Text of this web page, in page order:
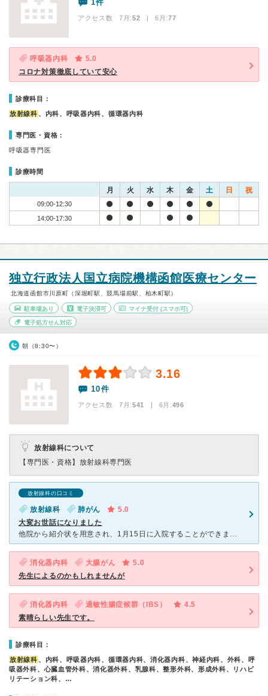
1件
アクセス数 7月:52 | 6月:77
呼吸器内科
5.0
コロナ対策徹底していて安心
診療科目：
放射線科 、内科、呼吸器内科、循環器内科
専門医・資格：
呼吸器専門医
診療時間
月 火 水 木 金 土 日 祝
09:00-12:30
14:00-17:30
独立行政法人国立病院機構函館医療センター
北海道函館市川原町（深堀町駅、競馬場前駅、柏木町駅）
駐車場あり 電子決済可 マイナ受付 (スマホ可)
電子処方せん対応
朝（8:30〜）
3.16
10件
アクセス数 7月:541 | 6月:496
放射線科について
【専門医・資格】 放射線科専門医
放射線科の口コミ
放射線科 肺がん
5.0
大変お世話になりました
他院から紹介状を用意され、1月15日に入院することができました。 他院2カ所では「シビアな状況」「ただならぬ事態」と言われ、妻と2人で途方に暮れた状態で居りました。 こちらの放射線科の先生の説明を
消化器内科 大腸がん
5.0
先生によるのかもしれませんが
消化器内科 過敏性腸症候群（IBS）
4.5
素晴らしい先生です。
診療科目：
放射線科 、内科、呼吸器内科、循環器内科、消化器内科、神経内科、外科、呼
吸器外科、心臓血管外科、消化器外科、乳腺科、整形外科、形成外科、リハビ
リテーション科、…